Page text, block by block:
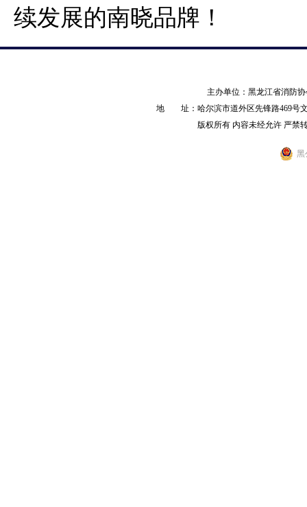
续发展的南晓品牌！
主办单位：黑龙江省消防
地 址：哈尔滨市道外区先锋路469号
版权所有 内容未经允许 严
黑